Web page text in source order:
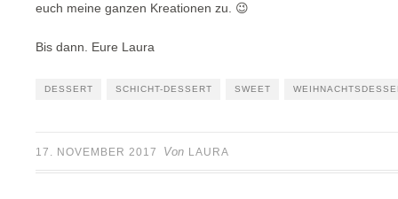
euch meine ganzen Kreationen zu. 😉
Bis dann. Eure Laura
DESSERT SCHICHT-DESSERT SWEET
17. NOVEMBER 2017 Von LAURA